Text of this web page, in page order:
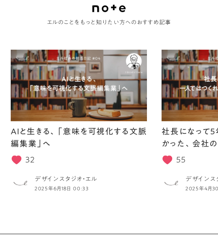
エルのことをもっと知りたい方へのおすすめ記事
AIと生きる、「意味を可視化する文脈
編集業」へ
32
デザインスタジオ・エル
2025年6月18日 00:33
社長になって5
かった、会社
55
デザインス
2025年4月